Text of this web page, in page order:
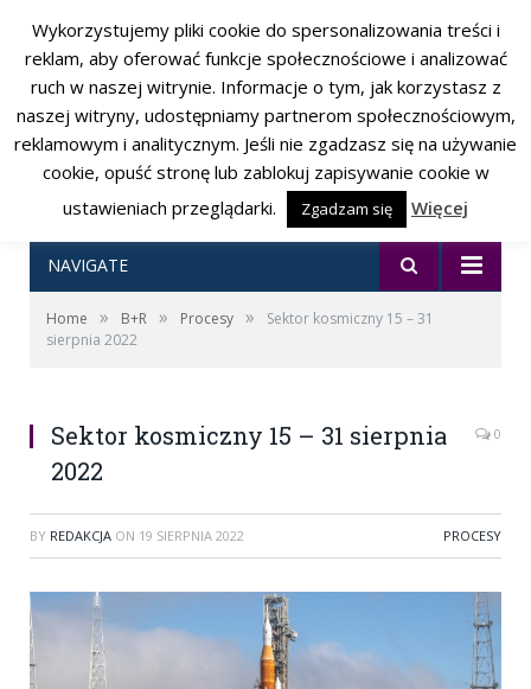
RSSFacebook
Twitter
NAVIGATE
Home » B+R » Procesy »
Sektor kosmiczny 15 – 31
sierpnia 2022
Sektor kosmiczny 15 – 31 sierpnia
2022
0
BY REDAKCJA ON 19 SIERPNIA 2022 PROCESY
Wykorzystujemy pliki cookie do spersonalizowania treści i
reklam, aby oferować funkcje społecznościowe i analizować
ruch w naszej witrynie. Informacje o tym, jak korzystasz z
naszej witryny, udostępniamy partnerom społecznościowym,
reklamowym i analitycznym. Jeśli nie zgadzasz się na używanie
cookie, opuść stronę lub zablokuj zapisywanie cookie w
ustawieniach przeglądarki.
Zgadzam się Więcej